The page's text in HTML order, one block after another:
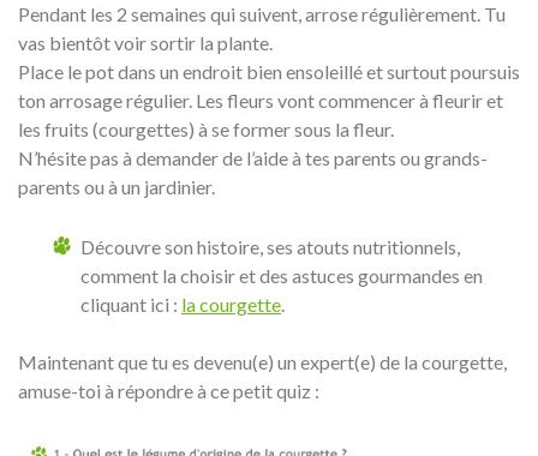
Pendant les 2 semaines qui suivent, arrose régulièrement. Tu
vas bientôt voir sortir la plante.
Place le pot dans un endroit bien ensoleillé et surtout poursuis
ton arrosage régulier. Les fleurs vont commencer à fleurir et
les fruits (courgettes) à se former sous la fleur.
N’hésite pas à demander de l’aide à tes parents ou grands-
parents ou à un jardinier.
Découvre son histoire, ses atouts nutritionnels,
comment la choisir et des astuces gourmandes en
cliquant ici : la courgette
Maintenant que tu es devenu(e) un expert(e) de la courgette,
amuse-toi à répondre à ce petit quiz :